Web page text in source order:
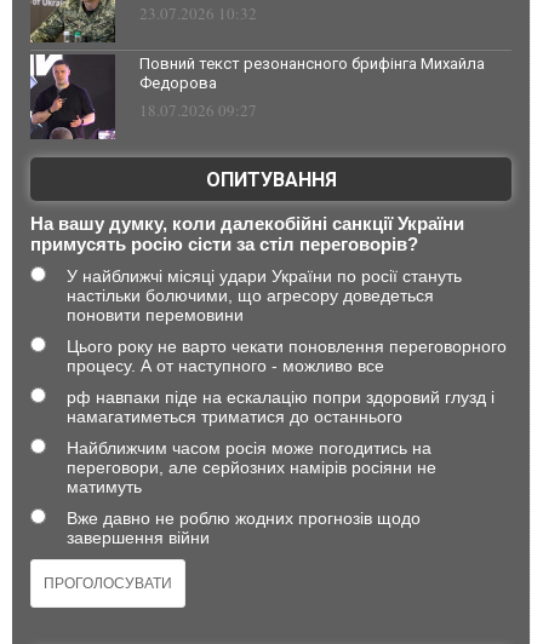
23.07.2026 10:32
Повний текст резонансного брифінга Михайла
Федорова
18.07.2026 09:27
ОПИТУВАННЯ
На вашу думку, коли далекобійні санкції України
примусять росію сісти за стіл переговорів?
У найближчі місяці удари України по росії стануть
настільки болючими, що агресору доведеться
поновити перемовини
Цього року не варто чекати поновлення переговорного
процесу. А от наступного - можливо все
рф навпаки піде на ескалацію попри здоровий глузд і
намагатиметься триматися до останнього
Найближчим часом росія може погодитись на
переговори, але серйозних намірів росіяни не
матимуть
Вже давно не роблю жодних прогнозів щодо
завершення війни